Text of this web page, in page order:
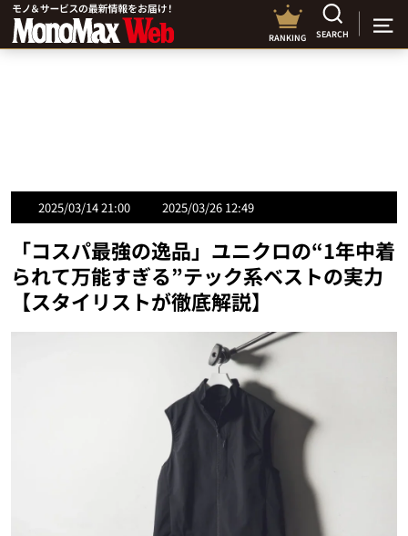
RANKING SEARCH
2025/03/14 21:00 2025/03/26 12:49
「コスパ最強の逸品」ユニクロの“1年中着
られて万能すぎる”テック系ベストの実力
【スタイリストが徹底解説】